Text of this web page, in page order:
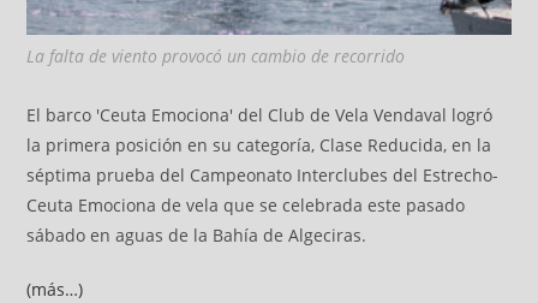
La falta de viento provocó un cambio de recorrido
El barco 'Ceuta Emociona' del Club de Vela Vendaval logró
la primera posición en su categoría, Clase Reducida, en la
séptima prueba del Campeonato Interclubes del Estrecho-
Ceuta Emociona de vela que se celebrada este pasado
sábado en aguas de la Bahía de Algeciras.
(más…)